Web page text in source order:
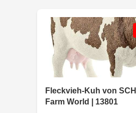
Fleckvieh-Kuh von
Farm World | 13801